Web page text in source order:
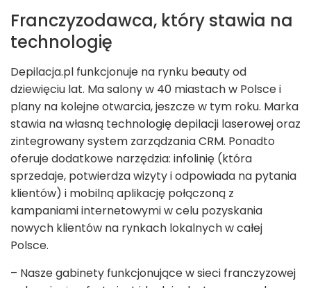
Franczyzodawca, który stawia na
technologię
Depilacja.pl funkcjonuje na rynku beauty od
dziewięciu lat. Ma salony w 40 miastach w Polsce i
plany na kolejne otwarcia, jeszcze w tym roku. Marka
stawia na własną technologię depilacji laserowej oraz
zintegrowany system zarządzania CRM. Ponadto
oferuje dodatkowe narzędzia: infolinię (która
sprzedaje, potwierdza wizyty i odpowiada na pytania
klientów) i mobilną aplikację połączoną z
kampaniami internetowymi w celu pozyskania
nowych klientów na rynkach lokalnych w całej
Polsce.
– Nasze gabinety funkcjonujące w sieci franczyzowej